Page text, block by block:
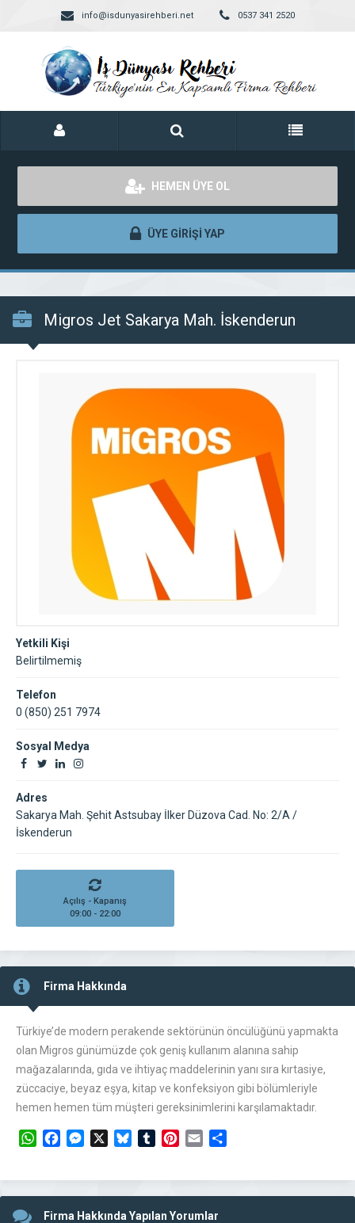
info@isdunyasirehberi.net 0537 341 2520
HEMEN ÜYE OL
ÜYE GİRİŞİ YAP
Migros Jet Sakarya Mah. İskenderun
Yetkili Kişi
Belirtilmemiş
Telefon
0 (850) 251 7974
Sosyal Medya
Adres
Sakarya Mah. Şehit Astsubay İlker Düzova Cad. No: 2/A /
İskenderun
Açılış - Kapanış
09:00 - 22:00
Firma Hakkında
Türkiye’de modern perakende sektörünün öncülüğünü yapmakta
olan Migros günümüzde çok geniş kullanım alanına sahip
mağazalarında, gıda ve ihtiyaç maddelerinin yanı sıra kırtasiye,
züccaciye, beyaz eşya, kitap ve konfeksiyon gibi bölümleriyle
hemen hemen tüm müşteri gereksinimlerini karşılamaktadır.
WhatsAppFacebookMessengerBlueskyTumblrPinterest
Email
Firma Hakkında Yapılan Yorumlar